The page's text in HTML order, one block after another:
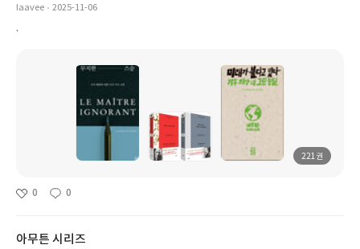
laavee 2025-11-06
.
221권
0 0
아무튼 시리즈